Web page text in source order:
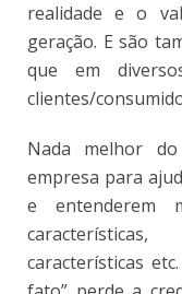
realidade e o
geração. E são
que em
clientes/
Nada melhor
empresa para
e entenderem
características